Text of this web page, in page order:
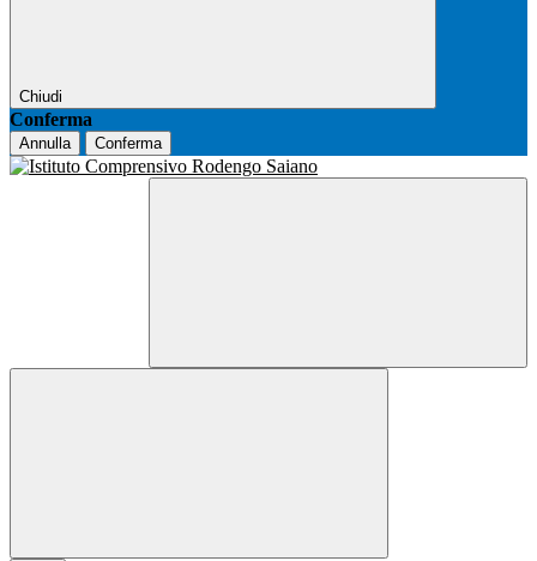
Chiudi
Conferma
Annulla Conferma